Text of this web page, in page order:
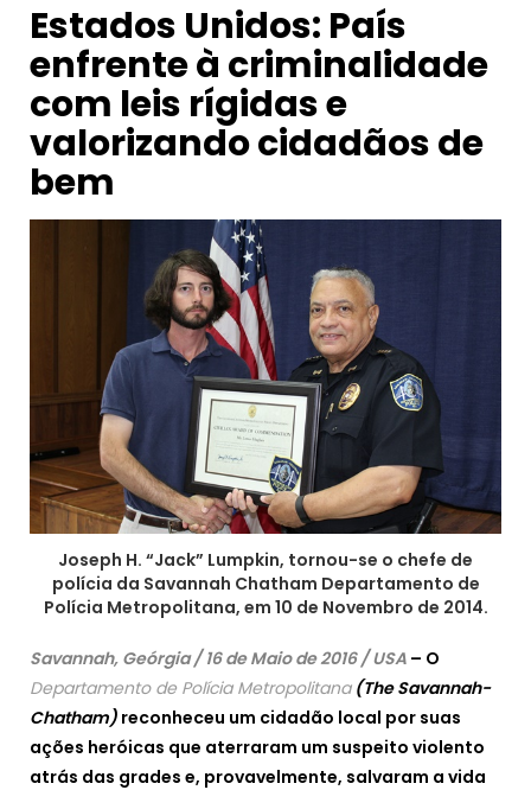
n
Estados Unidos: País
enfrente à criminalidade
com leis rígidas e
valorizando cidadãos de
bem
Joseph H. “Jack” Lumpkin, tornou-se o chefe de
polícia da Savannah Chatham Departamento de
Polícia Metropolitana, em 10 de Novembro de 2014.
Savannah, Geórgia / 16 de Maio de 2016 / USA – O
Departamento de Polícia Metropolitana(The Savannah-
Chatham) reconheceu um cidadão local por suas
ações heróicas que aterraram um suspeito violento
atrás das grades e, provavelmente, salvaram a vida